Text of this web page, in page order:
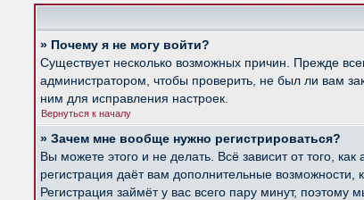
» Почему я не могу войти?
Существует несколько возможных причин. Прежде
администратором, чтобы проверить, не был ли вам
ним для исправления настроек.
Вернуться к началу
» Зачем мне вообще нужно регистрироваться?
Вы можете этого и не делать. Всё зависит от того,
регистрация даёт вам дополнительные
Регистрация займёт у вас всего пару минут, поэтому